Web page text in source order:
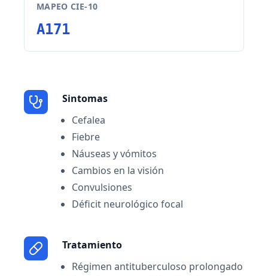
MAPEO CIE-10
A171
Sintomas
Cefalea
Fiebre
Náuseas y vómitos
Cambios en la visión
Convulsiones
Déficit neurológico focal
Tratamiento
Régimen antituberculoso prolongado